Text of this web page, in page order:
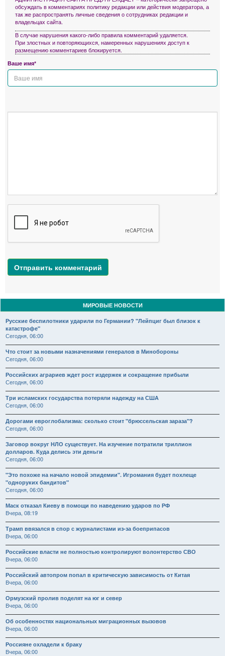
обсуждать в комментариях политику редакции или действия модератора, а
так же распространять личные сведения о сотрудниках редакции и
владельцах сайта.
В случае нарушения какого-либо правила комментарий удаляется.
При злостных и повторяющихся, намеренных нарушениях доступ к
размещению комментариев блокируется.
Ваше имя*
Отправить комментарий
МИРОВЫЕ НОВОСТИ
Русские беспилотники ударили по Германии? "Лейпциг был близок к
катастрофе"
Сегодня, 06:00
Что стоит за новыми назначениями генералов в Минобороны
Сегодня, 06:00
Российских аграриев ждет рост издержек и сокращение прибыли
Сегодня, 06:00
Три исламских государства потеряли надежду на США
Сегодня, 06:00
Дорогами евроглобализма: сколько стоит "брюссельская зараза"?
Сегодня, 06:00
Заговор вокруг НЛО существует. На изучение потратили триллион
долларов. Куда делись эти деньги
Сегодня, 06:00
"Это похоже на начало новой эпидемии". Игромания будет похлеще
"одноруких бандитов"
Сегодня, 06:00
Маск отказал Киеву в помощи по наведению ударов по РФ
Вчера, 08:19
Трамп ввязался в спор с журналистами из-за боеприпасов
Вчера, 06:00
Российские власти не полностью контролируют волонтерство СВО
Вчера, 06:00
Российский автопром попал в критическую зависимость от Китая
Вчера, 06:00
Ормузский пролив поделят на юг и север
Вчера, 06:00
Об особенностях национальных миграционных вызовов
Вчера, 06:00
Россияне охладели к браку
Вчера, 06:00